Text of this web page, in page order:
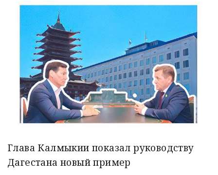
Глава Калмыкии показал руководству
Дагестана новый пример